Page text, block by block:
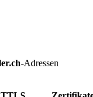
-Adressen